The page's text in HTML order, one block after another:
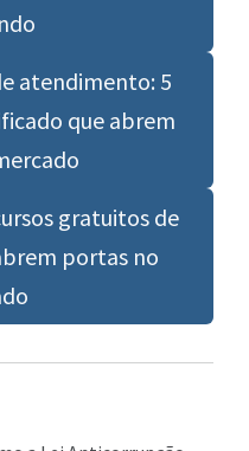
atendimento: 5
que abrem
gratuitos de
portas no